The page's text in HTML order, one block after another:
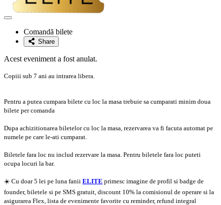
Adaugă
favoriteComandă bilete
Share
Acest eveniment a fost anulat.
Copiii sub 7 ani au intrarea libera.
Pentru a putea cumpara bilete cu loc la masa trebuie sa cumparati minim doua
bilete per comanda
Dupa achizitionarea biletelor cu loc la masa, rezervarea va fi facuta automat pe
numele pe care le-ati cumparat.
Biletele fara loc nu includ rezervare la masa. Pentru biletele fara loc puteti
ocupa locuri la bar.
☀️ Cu doar 5 lei pe luna fanii ELITE primesc imagine de profil si badge de
founder, biletele si pe SMS gratuit, discount 10% la comisionul de operare si la
asigurarea Flex, lista de evenimente favorite cu reminder, refund integral